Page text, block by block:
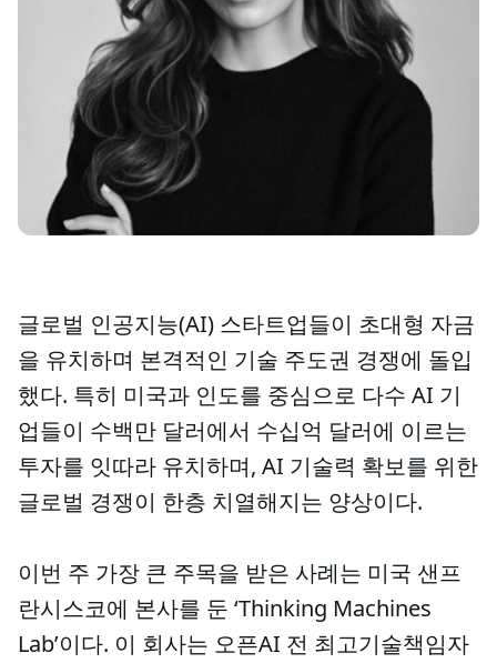
글로벌 인공지능(AI) 스타트업들이 초대형 자금
을 유치하며 본격적인 기술 주도권 경쟁에 돌입
했다. 특히 미국과 인도를 중심으로 다수 AI 기
업들이 수백만 달러에서 수십억 달러에 이르는
투자를 잇따라 유치하며, AI 기술력 확보를 위한
글로벌 경쟁이 한층 치열해지는 양상이다.
이번 주 가장 큰 주목을 받은 사례는 미국 샌프
란시스코에 본사를 둔 ‘Thinking Machines
Lab’이다. 이 회사는 오픈AI 전 최고기술책임자